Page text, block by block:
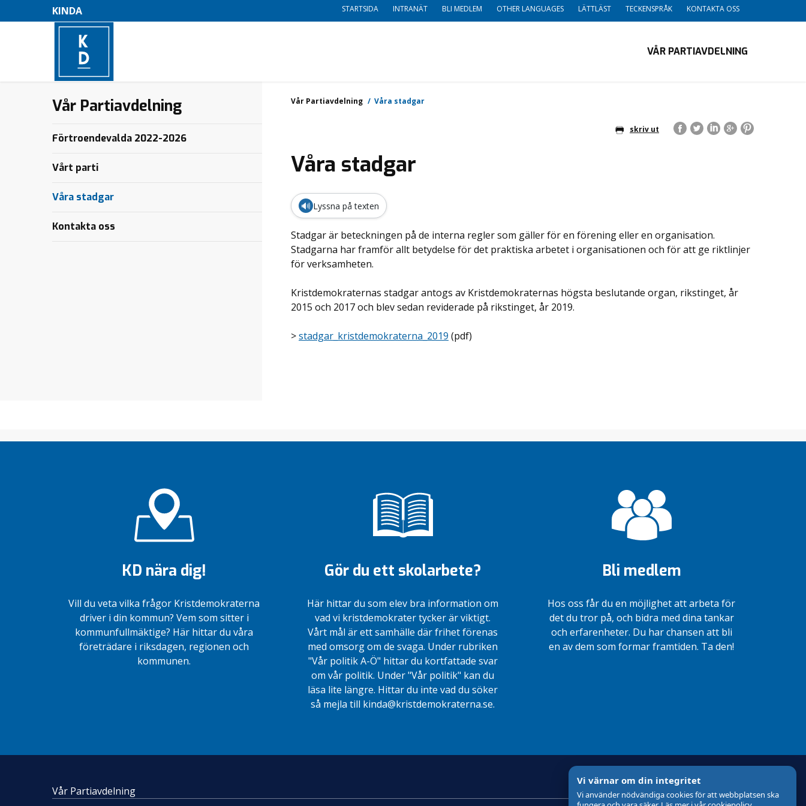
KINDA STARTSIDA INTRANÄT BLI MEDLEM OTHER LANGUAGES LÄTTLÄST TECKENSPRÅK KONTAKTA OSS
VÅR PARTIAVDELNING
Vår Partiavdelning Våra stadgar
skriv ut
Våra stadgar
🔊 Lyssna på texten
Stadgar är beteckningen på de interna regler som gäller för en förening eller en organisation.
Stadgarna har framför allt betydelse för det praktiska arbetet i organisationen och för att ge riktlinjer
för verksamheten.
Kristdemokraternas stadgar antogs av Kristdemokraternas högsta beslutande organ, rikstinget, år
2015 och 2017 och blev sedan reviderade på rikstinget, år 2019.
>stadgar_kristdemokraterna_2019 (pdf)
Vår Partiavdelning
e
Förtroendevalda 2022-2026
Vårt parti
Våra stadgar
Kontakta oss
KD nära dig!
Vill du veta vilka frågor Kristdemokraterna
driver i din kommun? Vem som sitter i
kommunfullmäktige? Här hittar du våra
företrädare i riksdagen, regionen och
kommunen.
Gör du ett skolarbete?
Här hittar du som elev bra information om
vad vi kristdemokrater tycker är viktigt.
Vårt mål är ett samhälle där frihet förenas
med omsorg om de svaga. Under rubriken
"Vår politik A-Ö" hittar du kortfattade svar
om vår politik. Under "Vår politik" kan du
läsa lite längre. Hittar du inte vad du söker
så mejla till kinda@kristdemokraterna.se.
Bli medlem
Hos oss får du en möjlighet att arbeta för
det du tror på, och bidra med dina tankar
och erfarenheter. Du har chansen att bli
en av dem som formar framtiden. Ta den!
Vår Partiavdelning
Vi värnar om din integritet
Vi använder nödvändiga cookies för att webbplatsen ska